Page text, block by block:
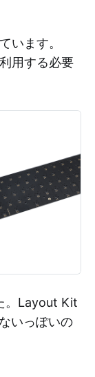
います。
用する必要
。Layout Kit
いっぽいの